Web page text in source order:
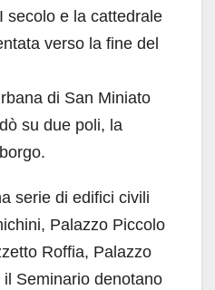
secolo e la cattedrale
verso la fine del
di San Miniato
su due poli, la
serie di edifici civili
Palazzo Piccolo
Roffia, Palazzo
Seminario denotano